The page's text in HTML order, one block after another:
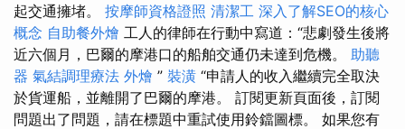
起交通擁堵。 按摩師資格證照 清潔工 深入了解SEO的核心
概念 自助餐外燴 工人的律師在行動中寫道：“悲劇發生後將
近六個月，巴爾的摩港口的船舶交通仍未達到危機。 助聽
器 氣結調理療法 外燴 ” 裝潢 “申請人的收入繼續完全取決
於貨運船，並離開了巴爾的摩港。 訂閱更新頁面後，訂閱
問題出了問題，請在標題中重試使用鈴鐺圖標。 如果您有